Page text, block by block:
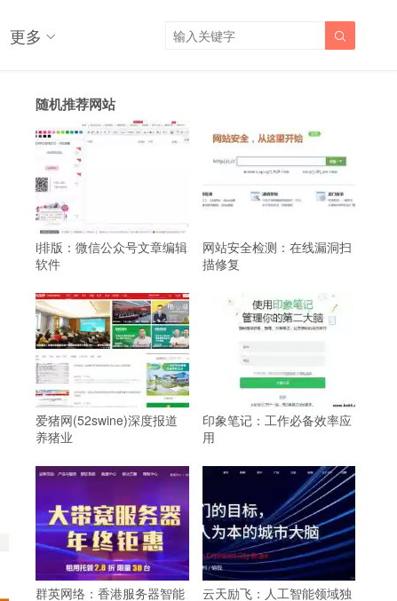
更多 
随机推荐网站
i排版：微信公众号文章编辑
软件
网站安全检测：在线漏洞扫
描修复
爱猪网(52swine)深度报道
养猪业
印象笔记：工作必备效率应
用
群英网络：香港服务器智能
云天励飞：人工智能领域独